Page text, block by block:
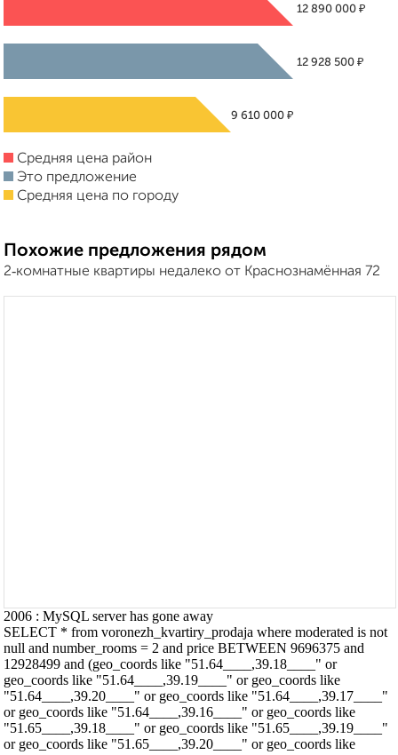
12 890 000 ₽
12 928 500 ₽
9 610 000 ₽
Средняя цена район
Это предложение
Средняя цена по городу
Похожие предложения рядом
2‑комнатные квартиры недалеко от Краснознамённая 72
2006 : MySQL server has gone away
SELECT * from voronezh_kvartiry_prodaja where moderated is not
null and number_rooms = 2 and price BETWEEN 9696375 and
12928499 and (geo_coords like "51.64____,39.18____" or
geo_coords like "51.64____,39.19____" or geo_coords like
"51.64____,39.20____" or geo_coords like "51.64____,39.17____"
or geo_coords like "51.64____,39.16____" or geo_coords like
"51.65____,39.18____" or geo_coords like "51.65____,39.19____"
or geo_coords like "51.65____,39.20____" or geo_coords like